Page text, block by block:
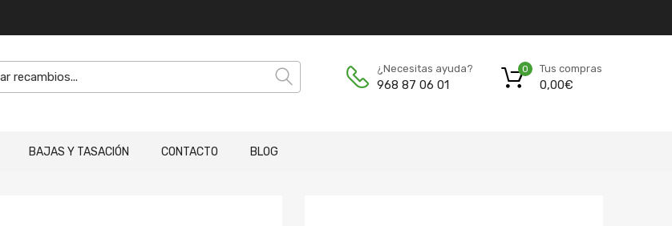
¿Necesitas ayuda?
968 87 06 01
Tus compras
0,00€
0
BAJAS Y TASACIÓN CONTACTO BLOG